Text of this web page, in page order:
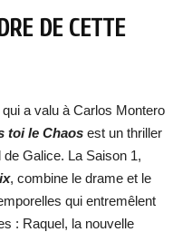
DE CETTE
a valu à Carlos Montero
toi le Chaos est un thriller
Galice. La Saison 1,
, combine le drame et le
qui entremêlent
: Raquel, la nouvelle